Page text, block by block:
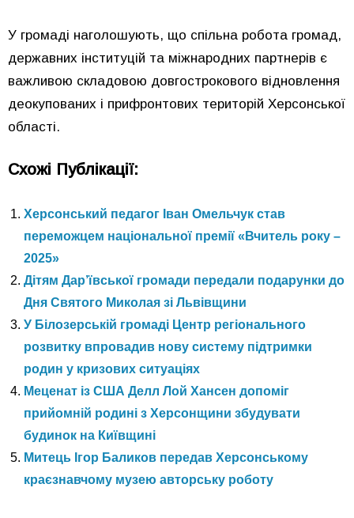
У громаді наголошують, що спільна робота громад,
державних інституцій та міжнародних партнерів є
важливою складовою довгострокового відновлення
деокупованих і прифронтових територій Херсонської
області.
Схожі Публікації:
Херсонський педагог Іван Омельчук став
переможцем національної премії «Вчитель року –
2025»
Дітям Дар’ївської громади передали подарунки до
Дня Святого Миколая зі Львівщини
У Білозерській громаді Центр регіонального
розвитку впровадив нову систему підтримки
родин у кризових ситуаціях
Меценат із США Делл Лой Хансен допоміг
прийомній родині з Херсонщини збудувати
будинок на Київщині
Митець Ігор Баликов передав Херсонському
краєзнавчому музею авторську роботу